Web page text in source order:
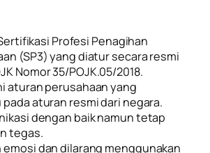
Profesi Penagihan
(SP3) yang diatur secara resmi
Nomor 35/POJK.05/2018.
aturan perusahaan yang
aturan resmi dari negara.
dengan baik namun tetap
tegas.
emosi dan dilarang menggunakan